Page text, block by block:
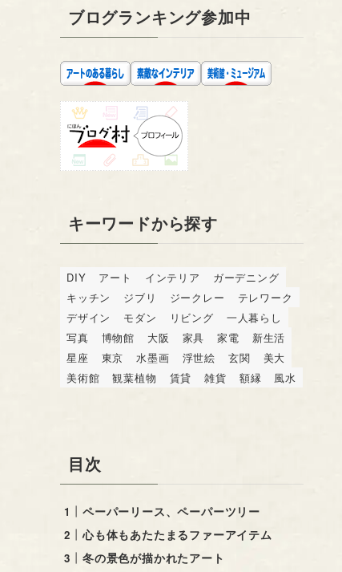
ブログランキング参加中
キーワードから探す
DIY アート インテリア
ガーデニング
キッチン
ジブリ ジークレー
テレワーク
デザイン
モダン リビング
一人暮らし
写真
博物館 大阪 家具 家電
新生活
星座
東京 水墨画 浮世絵 玄関
美大
美術館
観葉植物 賃貸 雑貨 額縁 風水
目次
ペーパーリース、ペーパーツリー
心も体もあたたまるファーアイテム
冬の景色が描かれたアート